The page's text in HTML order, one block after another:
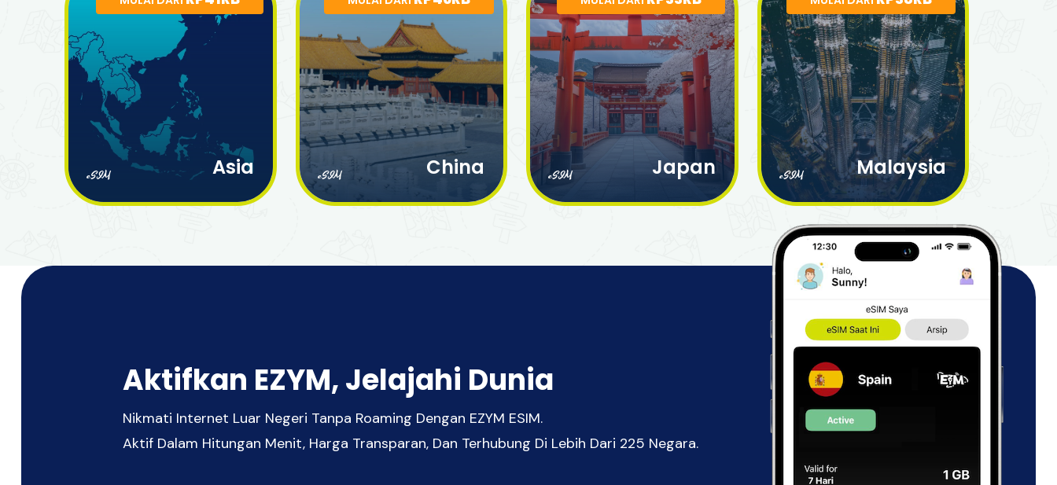
eSIM Asia eSIM China eSIM Japan eSIM Malaysia
Aktifkan EZYM, Jelajahi Dunia
Nikmati Internet Luar Negeri Tanpa Roaming Dengan EZYM ESIM.
Aktif Dalam Hitungan Menit, Harga Transparan, Dan Terhubung Di Lebih Dari 225 Negara.